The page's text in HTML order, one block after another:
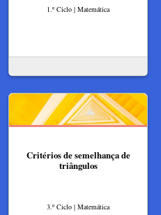
1.º Ciclo | Matemática
Critérios de semelhança de
triângulos
3.º Ciclo | Matemática